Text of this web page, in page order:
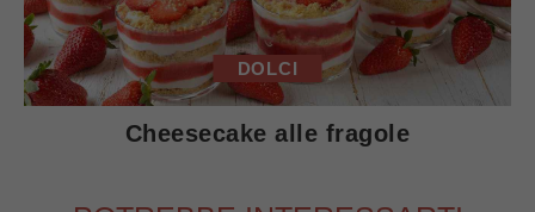
DOLCI
Cheesecake alle fragole